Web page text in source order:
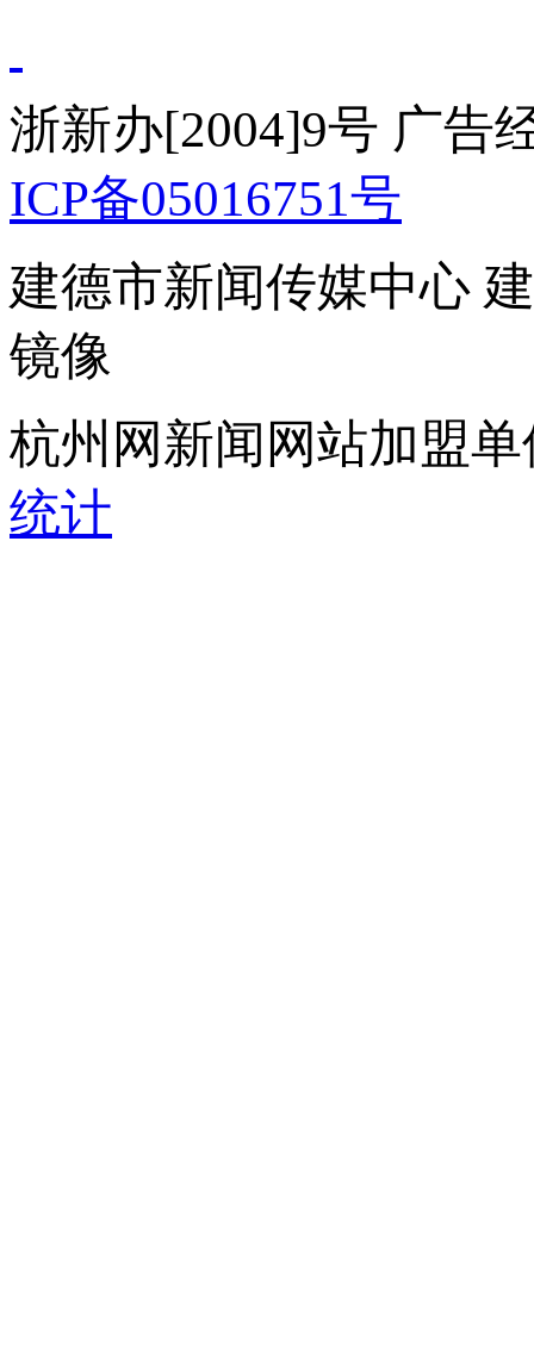
浙新办[2004]9号 广告
ICP备05016751号
建德市新闻传媒中心
镜像
杭州网新闻网站加盟
统计